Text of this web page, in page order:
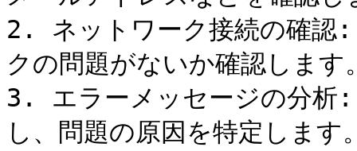
2. ネットワーク接続の確認
クの問題がないか確認します
3. エラーメッセージの分析
し、問題の原因を特定します